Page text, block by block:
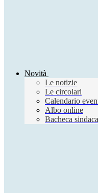
Novità
Le notizie
Le circolari
Calendario
Albo online
Bacheca